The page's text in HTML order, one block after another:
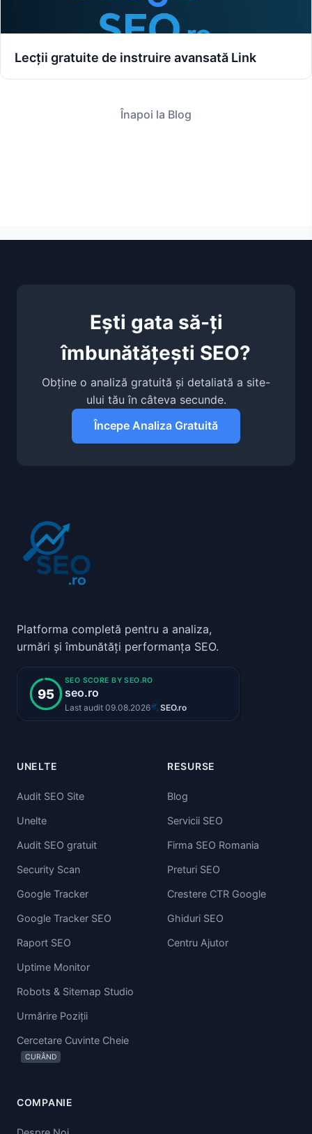
Lecții gratuite de instruire avansată Link
Înapoi la Blog
Ești gata să-ți
îmbunătățești SEO?
Obține o analiză gratuită și detaliată a site-
ului tău în câteva secunde.
Începe Analiza Gratuită
Platforma completă pentru a analiza,
urmări și îmbunătăți performanța SEO.
UNELTE
Audit SEO Site
Unelte
Audit SEO gratuit
Security Scan
Google Tracker
Google Tracker SEO
Raport SEO
Uptime Monitor
Robots & Sitemap Studio
Urmărire Poziții
Cercetare Cuvinte Cheie
CURÂND
RESURSE
Blog
Servicii SEO
Firma SEO Romania
Preturi SEO
Crestere CTR Google
Ghiduri SEO
Centru Ajutor
COMPANIE